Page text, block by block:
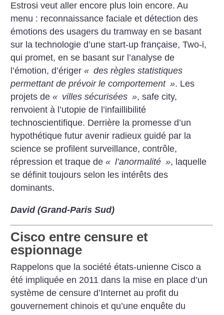
Estrosi veut aller encore plus loin encore. Au
menu : reconnaissance faciale et détection des
émotions des usagers du tramway en se basant
sur la technologie d’une start-up française, Two-i,
qui promet, en se basant sur l’analyse de
l’émotion, d’ériger« des règles statistiques
permettant de prévoir le comportement ». Les
projets de« villes sécurisées », safe city,
renvoient à l’utopie de l’infaillibilité
technoscientifique. Derrière la promesse d’un
hypothétique futur avenir radieux guidé par la
science se profilent surveillance, contrôle,
répression et traque de« l’anormalité », laquelle
se définit toujours selon les intérêts des
dominants.
David (Grand-Paris Sud)
Cisco entre censure et
espionnage
Rappelons que la société états-unienne Cisco a
été impliquée en 2011 dans la mise en place d’un
système de censure d’Internet au profit du
gouvernement chinois et qu’une enquête du